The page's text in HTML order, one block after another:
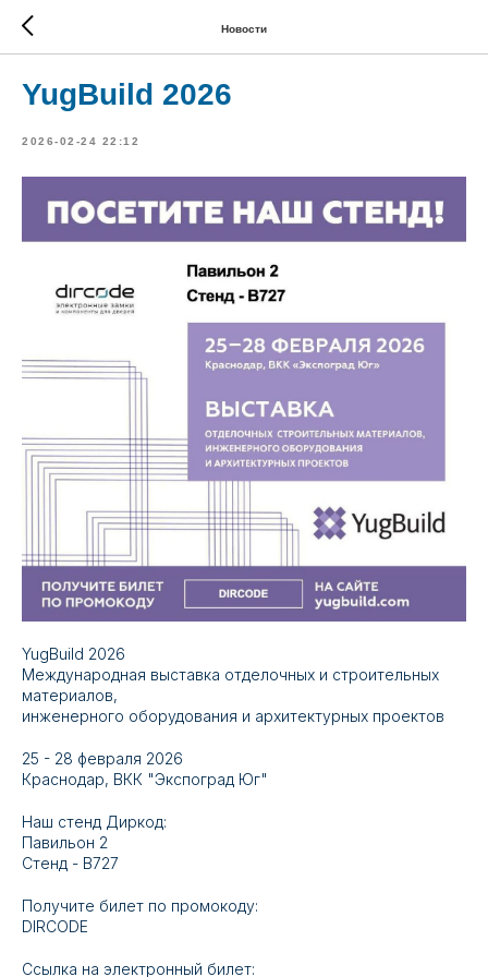
Новости
YugBuild 2026
2026-02-24 22:12
YugBuild 2026
Международная выставка отделочных и строительных
материалов,
инженерного оборудования и архитектурных проектов
25 - 28 февраля 2026
Краснодар, ВКК "Экспоград Юг"
Наш стенд Диркод:
Павильон 2
Стенд - B727
Получите билет по промокоду:
DIRCODE
Ссылка на электронный билет: